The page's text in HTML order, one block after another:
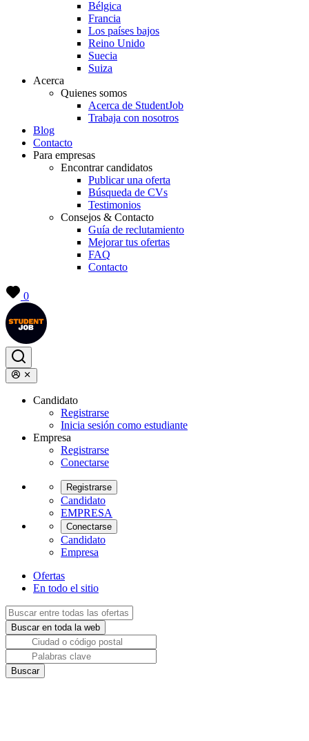
Bélgica
Francia
Los países bajos
Reino Unido
Suecia
Suiza
Acerca
Quienes somos
Acerca de StudentJob
Trabaja con nosotros
Blog
Contacto
Para empresas
Encontrar candidatos
Publicar una oferta
Búsqueda de CVs
Testimonios
Consejos & Contacto
Guía de reclutamiento
Mejorar tus ofertas
FAQ
Contacto
0
Candidato
Registrarse
Inicia sesión como estudiante
Empresa
Registrarse
Conectarse
Registrarse
Candidato
EMPRESA
Conectarse
Candidato
Empresa
Ofertas
En todo el sitio